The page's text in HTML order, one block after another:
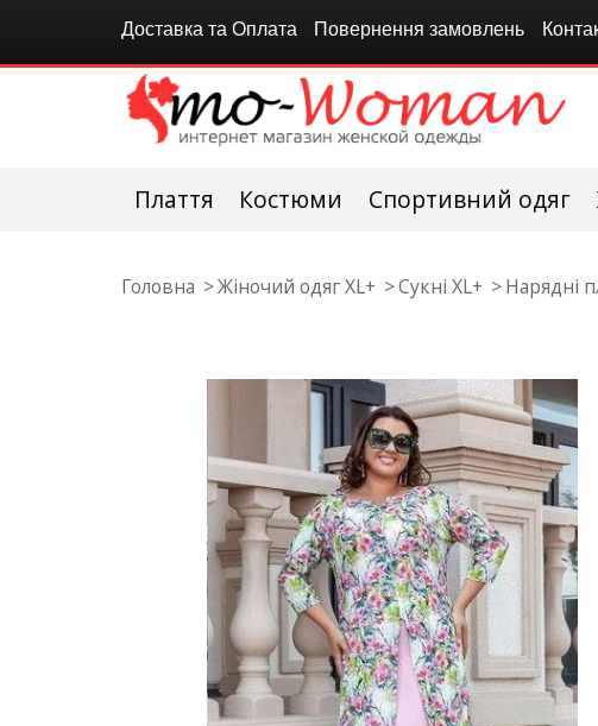
Доставка та Оплата Повернення замовлень
Плаття Костюми Спортивний одяг
Головна Жіночий одяг XL+ Сукні XL+ Нарядні